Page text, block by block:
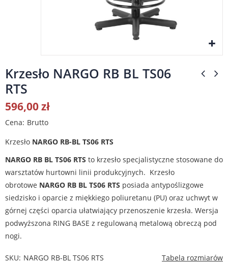
Krzesło NARGO RB BL TS06
RTS
596,00 zł
Cena Brutto
Krzesło NARGO RB-BL TS06 RTS
NARGO RB BL TS06 RTS to krzesło specjalistyczne stosowane do
warsztatów hurtowni linii produkcyjnych. Krzesło
obrotowe NARGO RB BL TS06 RTS posiada antypoślizgowe
siedzisko i oparcie z miękkiego poliuretanu (PU) oraz uchwyt w
górnej części oparcia ułatwiający przenoszenie krzesła. Wersja
podwyższona RING BASE z regulowaną metalową obreczą pod
nogi.
Tabela rozmiarów
SKU NARGO RB-BL TS06 RTS